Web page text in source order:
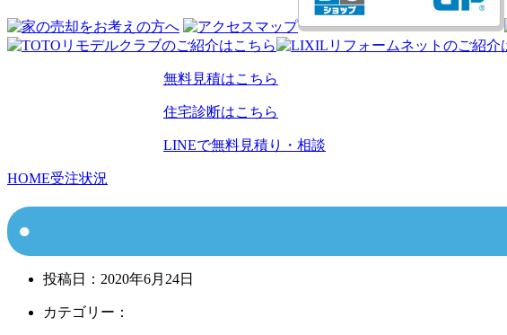
無料見積はこちら
住宅診断はこちら
LINEで無料見積り・相談
HOME受注状況
投稿日： 2020年6月24日
カテゴリー：